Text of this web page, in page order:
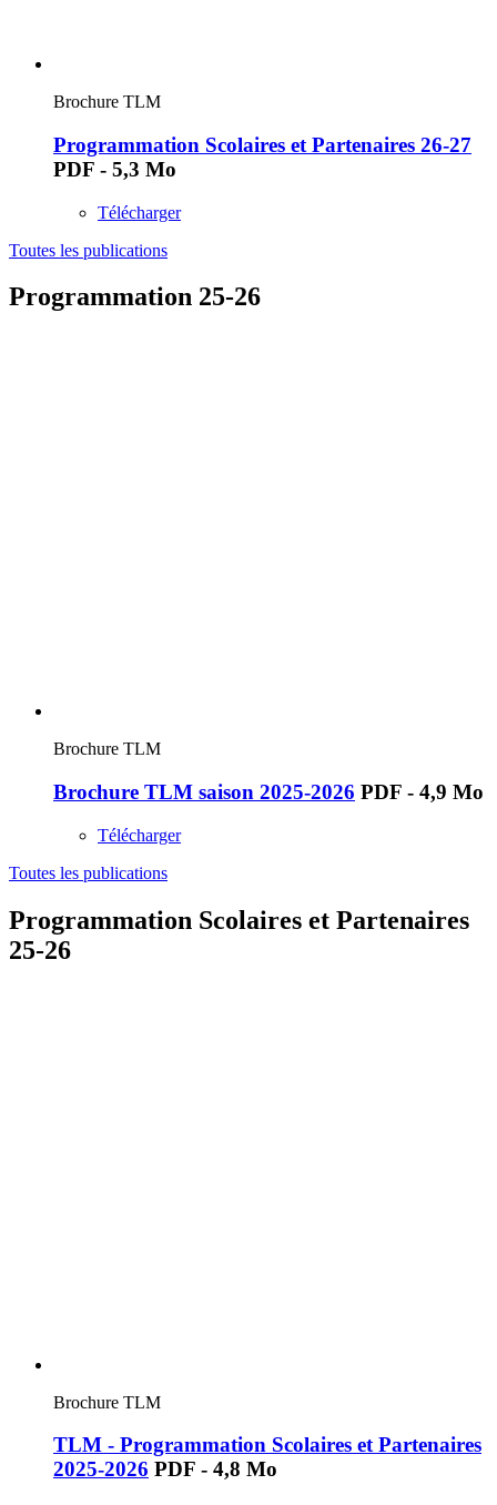
Brochure TLM
Programmation Scolaires et Partenaires 26-27
PDF - 5,3 Mo
Télécharger
Toutes les publications
Programmation 25-26
Brochure TLM
Brochure TLM saison 2025-2026 PDF - 4,9 Mo
Télécharger
Toutes les publications
Programmation Scolaires et Partenaires
25-26
Brochure TLM
TLM - Programmation Scolaires et Partenaires
2025-2026 PDF - 4,8 Mo